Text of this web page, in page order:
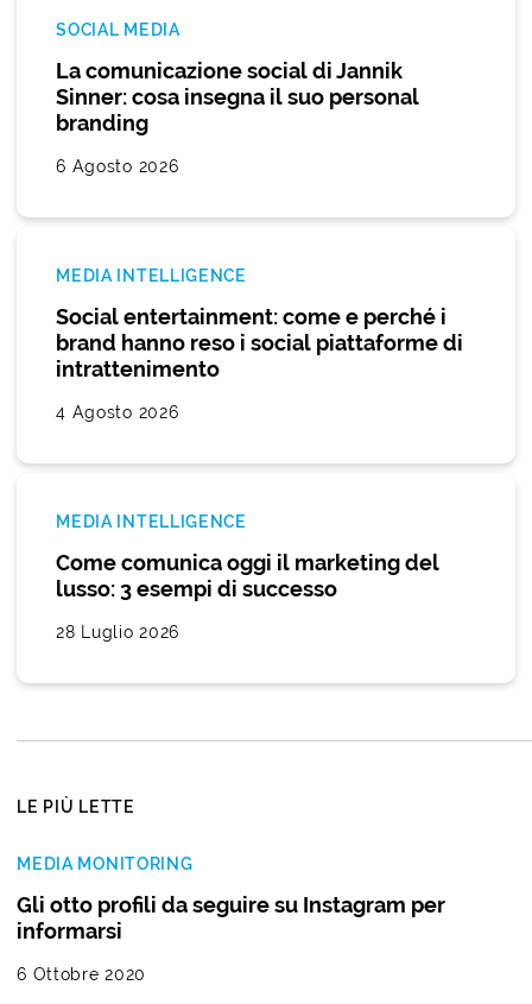
SOCIAL MEDIA
La comunicazione social di Jannik
Sinner: cosa insegna il suo personal
branding
6 Agosto 2026
MEDIA INTELLIGENCE
Social entertainment: come e perché i
brand hanno reso i social piattaforme di
intrattenimento
4 Agosto 2026
MEDIA INTELLIGENCE
Come comunica oggi il marketing del
lusso: 3 esempi di successo
28 Luglio 2026
LE PIÙ LETTE
MEDIA MONITORING
Gli otto profili da seguire su Instagram per
informarsi
6 Ottobre 2020